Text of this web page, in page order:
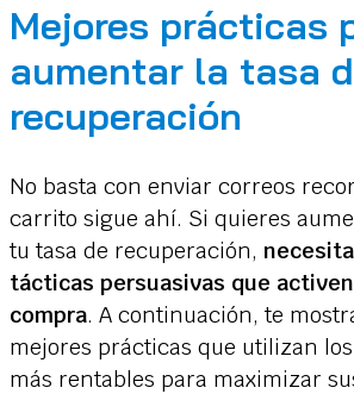
Mejores prácticas
aumentar la tasa
recuperación
No basta con enviar correos
carrito sigue ahí. Si quieres
tu tasa de recuperación,
tácticas persuasivas que
compra. A continuación, te
mejores prácticas que utilizan
más rentables para maximizar